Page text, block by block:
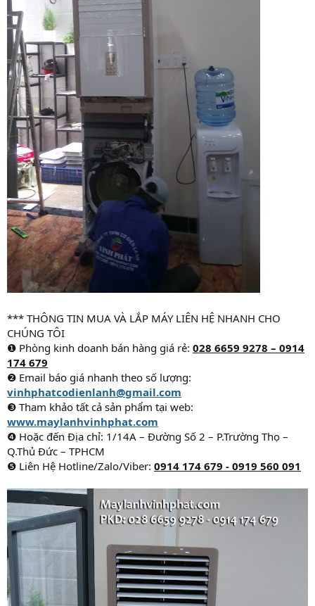
*** THÔNG TIN MUA VÀ LẮP MÁY LIÊN HỆ NHANH CHO
CHÚNG TÔI
❶ Phòng kinh doanh bán hàng giá rẻ: 028 6659 9278 – 0914
174 679
❷ Email báo giá nhanh theo số lượng:
vinhphatcodienlanh@gmail.com
❸ Tham khảo tất cả sản phẩm tại web:
www.maylanhvinhphat.com
❹ Hoặc đến Địa chỉ: 1/14A – Đường Số 2 – P.Trường Thọ –
Q.Thủ Đức – TPHCM
❺ Liên Hệ Hotline/Zalo/Viber: 0914 174 679 - 0919 560 091